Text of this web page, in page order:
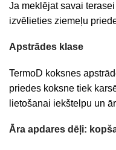
Ja meklējat savai
izvēlieties ziemeļu
Apstrādes klase
TermoD koksnes
priedes koksne tiek
lietošanai iekštelpu un
Āra apdares dēļi: